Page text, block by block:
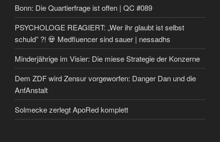
Bonn: Die Quartierfrage ist offen | QC #089
PSYCHOLOGE REAGIERT: „Wer ihr glaubt ist selbst
schuld” ?! 💀 Medfluencer sind sauer | nessadhs
Minderjährige im Visier: Die miese Strategie der Konzerne
Dem ZDF wird Zensur vorgeworfen: Danger Dan und die
AnfAnstalt
Solmecke zerlegt ApoRed komplett